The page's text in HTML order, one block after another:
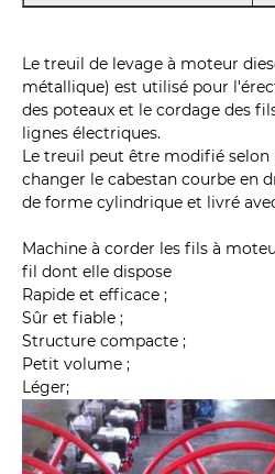
Le treuil de levage à moteur
métallique) est utilisé pour
des poteaux et le cordage des
lignes électriques.
Le treuil peut être modifié selon
changer le cabestan courbe en
de forme cylindrique et livré
Machine à corder les fils à
fil dont elle dispose
Rapide et efficace ;
Sûr et fiable ;
Structure compacte ;
Petit volume ;
Léger;